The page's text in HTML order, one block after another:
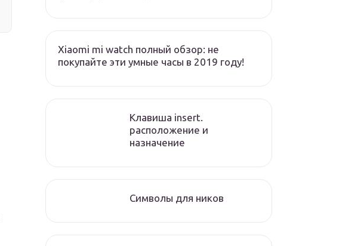
Xiaomi mi watch полный обзор: не
покупайте эти умные часы в 2019 году!
Клавиша insert.
расположение и
назначение
Символы для ников